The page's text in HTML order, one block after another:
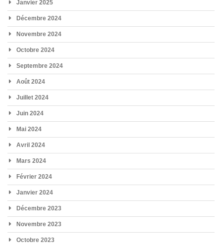
Janvier 2025
Décembre 2024
Novembre 2024
Octobre 2024
Septembre 2024
Août 2024
Juillet 2024
Juin 2024
Mai 2024
Avril 2024
Mars 2024
Février 2024
Janvier 2024
Décembre 2023
Novembre 2023
Octobre 2023